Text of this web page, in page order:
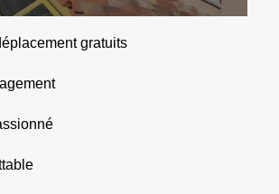
gratuits